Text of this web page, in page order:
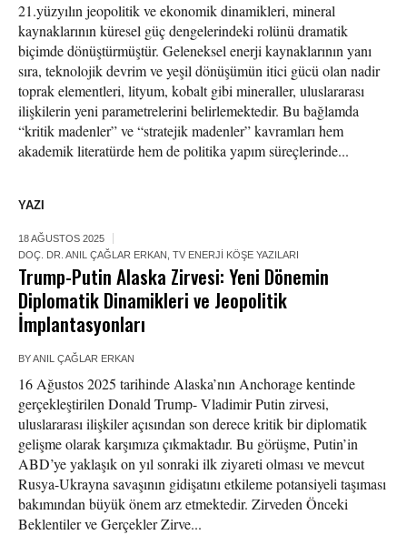
21.yüzyılın jeopolitik ve ekonomik dinamikleri, mineral
kaynaklarının küresel güç dengelerindeki rolünü dramatik
biçimde dönüştürmüştür. Geleneksel enerji kaynaklarının yanı
sıra, teknolojik devrim ve yeşil dönüşümün itici gücü olan nadir
toprak elementleri, lityum, kobalt gibi mineraller, uluslararası
ilişkilerin yeni parametrelerini belirlemektedir. Bu bağlamda
“kritik madenler” ve “stratejik madenler” kavramları hem
akademik literatürde hem de politika yapım süreçlerinde...
YAZI
18 AĞUSTOS 2025
DOÇ. DR. ANIL ÇAĞLAR ERKAN
TV ENERJI KÖŞE YAZILARI
Trump-Putin Alaska Zirvesi: Yeni Dönemin
Diplomatik Dinamikleri ve Jeopolitik
İmplantasyonları
BYANIL ÇAĞLAR ERKAN
16 Ağustos 2025 tarihinde Alaska’nın Anchorage kentinde
gerçekleştirilen Donald Trump- Vladimir Putin zirvesi,
uluslararası ilişkiler açısından son derece kritik bir diplomatik
gelişme olarak karşımıza çıkmaktadır. Bu görüşme, Putin’in
ABD’ye yaklaşık on yıl sonraki ilk ziyareti olması ve mevcut
Rusya-Ukrayna savaşının gidişatını etkileme potansiyeli taşıması
bakımından büyük önem arz etmektedir. Zirveden Önceki
Beklentiler ve Gerçekler Zirve...